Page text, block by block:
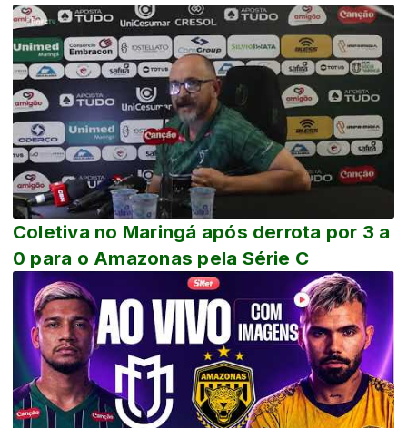
Coletiva no Maringá após derrota por 3 a
0 para o Amazonas pela Série C